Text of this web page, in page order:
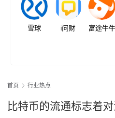
雪球 i问财 富途牛牛
首页 行业热点
比特币的流通标志着